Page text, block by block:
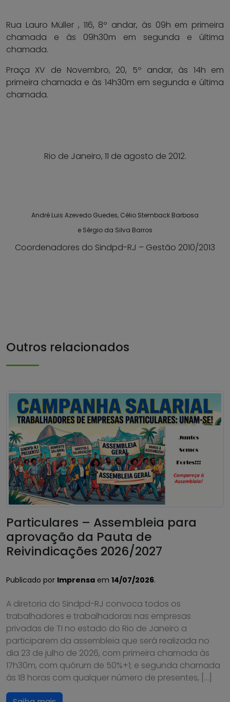
Rua Lauro Müller , 116, 8º andar, às 09h em primeira
chamada e às 09h30m em segunda e última
chamada.
Praça XV de Novembro, 20, 5º andar, às 14h em
primeira chamada e às 14h30m em segunda e última
chamada.
Rio de Janeiro, 11 de agosto de 2012.
André Luis Azevedo Guedes, Célio Stemback Barbosa
e Sérgio da Silva Barros
Coordenadores do Sindpd-RJ – Gestão 2010/2013
Outros relacionados
Particulares – Assembleia para
aprovação da Pauta de
Reivindicações 2026/2027
Publicado por Imprensa em 14/07/2026.
A diretoria do Sindpd-RJ convoca todos os
trabalhadores e trabalhadoras nas empresas
privadas de TI no estado do Rio de Janeiro a
participarem da assembleia que será realizada no
dia 23 de julho de 2026, com primeira chamada às
17h30m, com quórum de 50%+1; e segunda chamada
às 18 horas com qualquer número de presentes, […]